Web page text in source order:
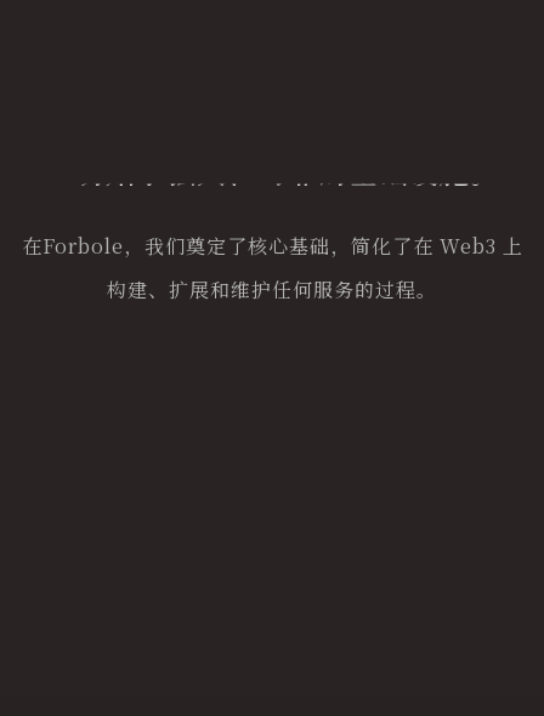
在Forbole，我们奠定了核心基础，简化了在 Web3 上
构建、扩展和维护任何服务的过程。